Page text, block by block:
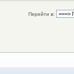
Перейти в: